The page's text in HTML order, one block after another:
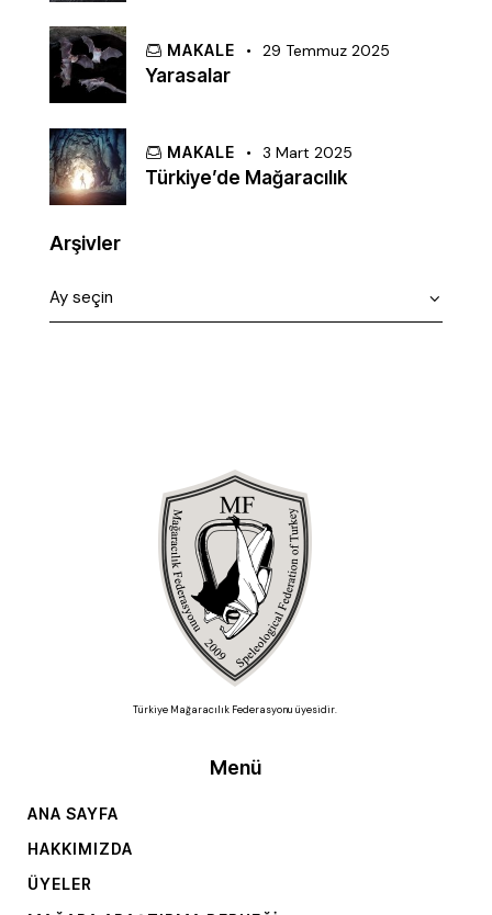
MAKALE 29 Temmuz 2025
Yarasalar
MAKALE 3 Mart 2025
Türkiye’de Mağaracılık
Arşivler
Türkiye Mağaracılık Federasyonu üyesidir.
Menü
ANA SAYFA
HAKKIMIZDA
ÜYELER